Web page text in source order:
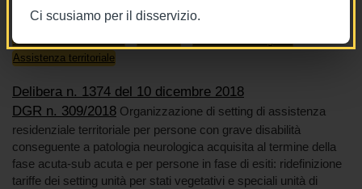
Ci scusiamo per il disservizio.
Tags
BURT Bollettino della regione toscana
Continuità assistenziale
Assistenza territoriale
Delibera n. 1374 del 10 dicembre 2018
DGR n. 309/2018 Organizzazione di setting di assistenza
residenziale territoriale per persone con grave disabilità
conseguente a patologia neurologica acquisita al termine della
fase acuta-sub acuta e per persone in fase di esiti: ridefinizione
tariffe dei setting unità per stati vegetativi e speciali unità di